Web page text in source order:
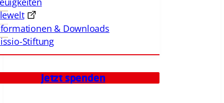
& Downloads
Stiftung
Jetzt spenden